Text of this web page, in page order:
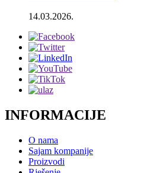
14.03.2026.
INFORMACIJE
O nama
Sajam kompanije
Proizvodi